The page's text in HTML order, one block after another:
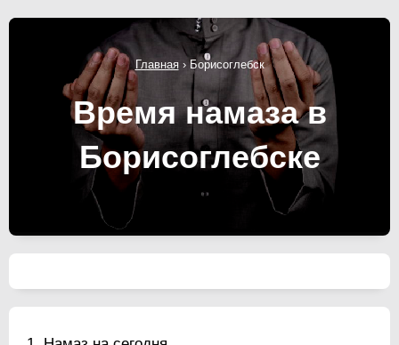
Главная›Борисоглебск
Время намаза в
Борисоглебске